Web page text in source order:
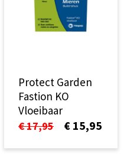
Protect Garden
Fastion KO
Vloeibaar
€ 17,95 € 15,95